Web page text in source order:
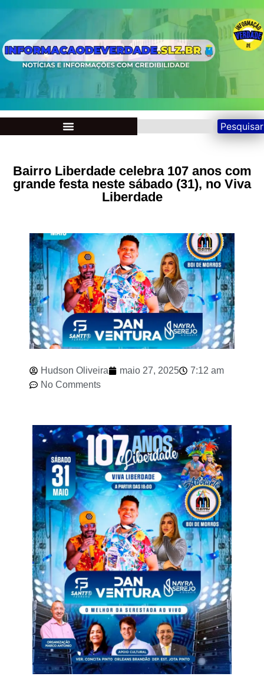
Pesquisar
Bairro Liberdade celebra 107 anos com
grande festa neste sábado (31), no Viva
Liberdade
Hudson Oliveira maio 27, 2025
7:12 am
No Comments